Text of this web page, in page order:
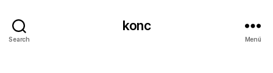
Search
konc
Menü